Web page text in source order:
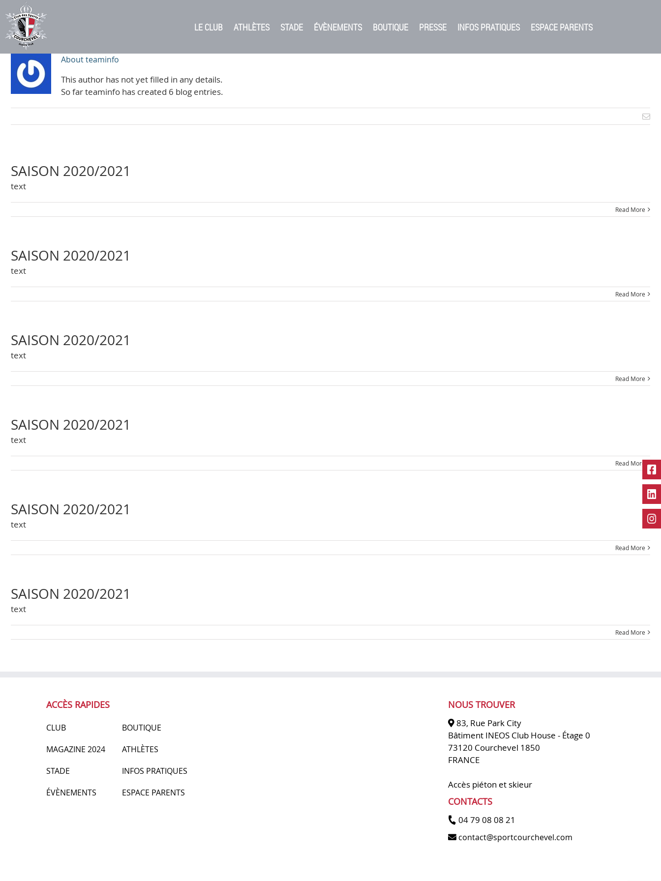
to
content
LE CLUB ATHLÈTES STADE ÉVÈNEMENTS BOUTIQUE PRESSE INFOS PRATIQUES ESPACE PARENTS
Aboutteaminfo
This author has not yet filled in any details.
So far teaminfo has created 6 blog entries.
SAISON 2020/2021
text
Read More
SAISON 2020/2021
text
Read More
SAISON 2020/2021
text
Read More
SAISON 2020/2021
text
Read More
SAISON 2020/2021
text
Read More
SAISON 2020/2021
text
Read More
ACCÈS RAPIDES
CLUB
BOUTIQUE
MAGAZINE 2024
ATHLÈTES
STADE
INFOS PRATIQUES
ÉVÈNEMENTS
ESPACE PARENTS
NOUS TROUVER
83, Rue Park City
Bâtiment INEOS Club House - Étage 0
73120 Courchevel 1850
FRANCE
Accès piéton et skieur
CONTACTS
04 79 08 08 21
contact@sportcourchevel.com